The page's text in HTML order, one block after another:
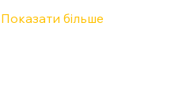
Показати більше